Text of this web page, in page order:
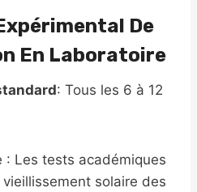
De
En Laboratoire
: Tous les 6 à 12
: Les tests académiques
solaire des